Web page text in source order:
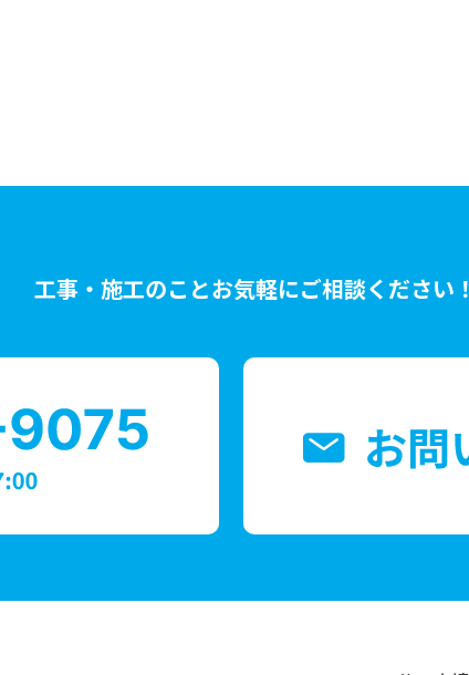
工事・施工のことお気軽にご相談ください！